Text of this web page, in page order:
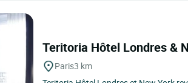
Teritoria Hôtel Londres &
Paris3 km